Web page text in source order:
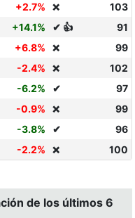
+2.7% ❌
103
+14.1% ✔ 👍
91
+6.8% ❌
99
-2.4% ❌
102
-6.2% ✔
97
-0.9% ❌
99
-3.8% ✔
96
-2.2% ❌ 100
de los últimos 6